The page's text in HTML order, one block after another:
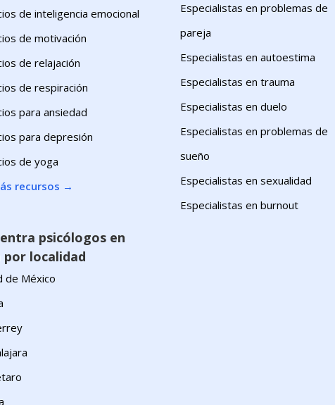
de inteligencia emocional
de motivación
de relajación
de respiración
para ansiedad
para depresión
de yoga
recursos →
Especialistas en problemas de
pareja
Especialistas en autoestima
Especialistas en trauma
Especialistas en duelo
Especialistas en problemas de
sueño
Especialistas en sexualidad
Especialistas en burnout
psicólogos en
por localidad
de México